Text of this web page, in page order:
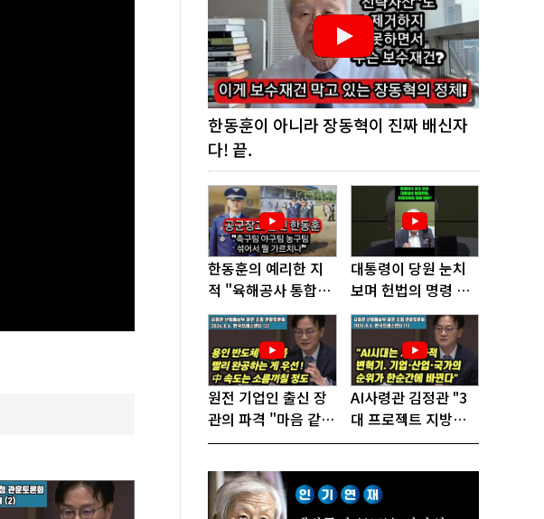
한동훈이 아니라 장동혁이 진짜 배신자
다! 끝.
한동훈의 예리한 지
적 "육해공사 통합하
면 쿠데타 쉬워진다"
대통령이 당원 눈치
보며 헌법의 명령 거
부, 발목 잡혔다!
원전 기업인 출신 장
관의 파격 "마음 같아
서는 수도권에 원전
AI사령관 김정관 "3
대 프로젝트 지방투
자는 국가생존을 건